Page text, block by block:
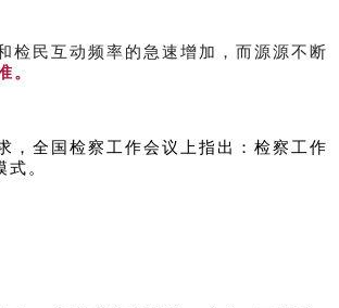
检民互动频率的急速增加，而源源不断
。
，全国检察工作会议上指出：检察工作
。